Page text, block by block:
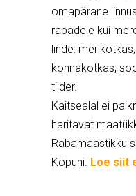
omapärane
rabadele kui
linde:
konnakotkas,
tilder.
Kaitsealal ei
haritavat
Rabamaastikku
Kõpuni. Loe siit